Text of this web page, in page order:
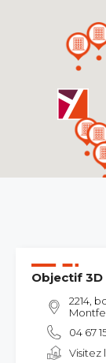
Objectif 3D
2214,
04 67
Visitez